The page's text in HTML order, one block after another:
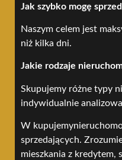
Jak szybko mogę
Naszym celem jest
niż kilka dni.
Jakie rodzaje
Skupujemy różne typy
indywidualnie
W
sprzedających.
mieszkania z kredytem,